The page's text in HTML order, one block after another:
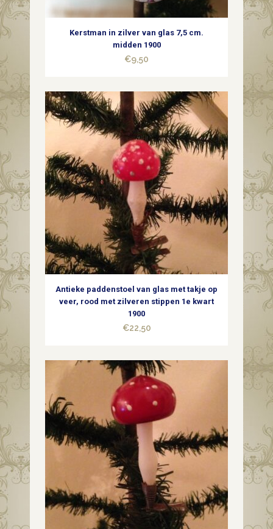
1900
quantity
Kerstman in zilver van glas 7,5 cm.
midden 1900
€9,50
Antieke paddenstoel van glas met takje op
veer, rood met zilveren stippen 1e kwart
1900
€22,50